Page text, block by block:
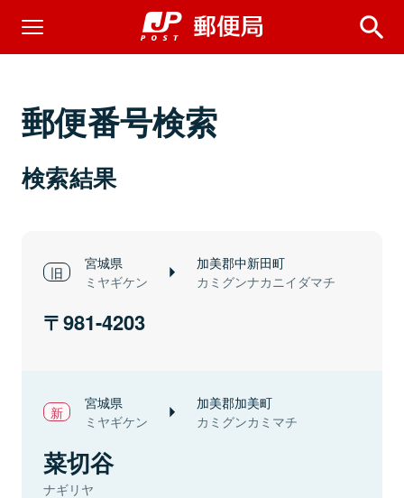
郵便番号検索
検索結果
宮城県
ミヤギケン
加美郡中新田町
カミグンナカニイダマチ
981-4203
宮城県
ミヤギケン
加美郡加美町
カミグンカミマチ
菜切谷
ナギリヤ